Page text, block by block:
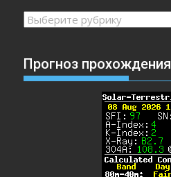
Рубрики
Прогноз прохождения